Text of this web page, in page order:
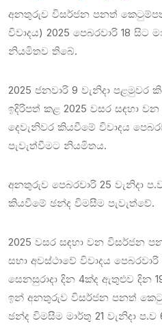
අනතුරුව විසර්ජන පනත්
විවාදය) 2025 පෙබරවාරි 18 සිට
නියමිතව තිබේ.
2025 ජනවාරි 9 වැනිදා පළමුවර
ඉදිරිපත් කළ 2025 වසර සඳහා
දෙවැනිවර කියවීමේ විවාදය
පැවැත්වීමට නියමිතය.
අනතුරුව පෙබරවාරි 25 වැනිදා
කියවීමේ ඡන්ද විමසීම පැවැත්වේ.
2025 වසර සඳහා වන විසර්ජන
සභා අවස්ථාවේ විවාදය පෙබරවාරි
සෙනසුරාදා දින 4ක්ද ඇතුළුව දින
ඉන් අනතුරුව විසර්ජන පනත්
ඡන්ද විමසීම මාර්තු 21 වැනිදා ප.ව